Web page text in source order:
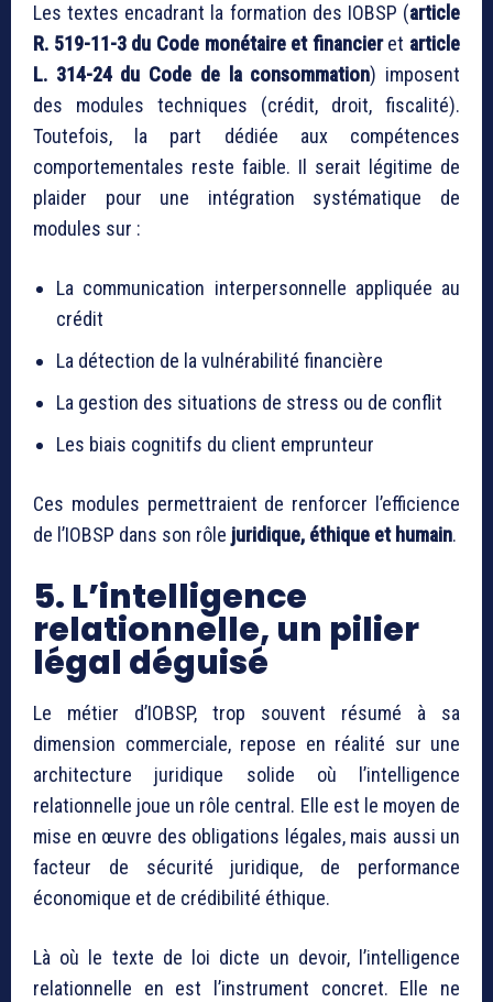
Les textes encadrant la formation des IOBSP (article
R. 519-11-3 du Code monétaire et financieret article
L. 314-24 du Code de la consommation) imposent
des modules techniques (crédit, droit, fiscalité).
Toutefois, la part dédiée aux compétences
comportementales reste faible. Il serait légitime de
plaider pour une intégration systématique de
modules sur :
La communication interpersonnelle appliquée au
crédit
La détection de la vulnérabilité financière
La gestion des situations de stress ou de conflit
Les biais cognitifs du client emprunteur
Ces modules permettraient de renforcer l’efficience
de l’IOBSP dans son rôle juridique, éthique et humain.
5. L’intelligence
relationnelle, un pilier
légal déguisé
Le métier d’IOBSP, trop souvent résumé à sa
dimension commerciale, repose en réalité sur une
architecture juridique solide où l’intelligence
relationnelle joue un rôle central. Elle est le moyen de
mise en œuvre des obligations légales, mais aussi un
facteur de sécurité juridique, de performance
économique et de crédibilité éthique.
Là où le texte de loi dicte un devoir, l’intelligence
relationnelle en est l’instrument concret. Elle ne